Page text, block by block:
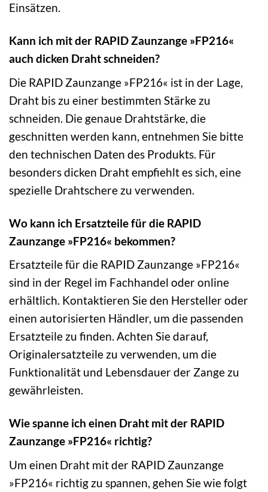
Einsätzen.
Kann ich mit der RAPID Zaunzange »FP216«
auch dicken Draht schneiden?
Die RAPID Zaunzange »FP216« ist in der Lage,
Draht bis zu einer bestimmten Stärke zu
schneiden. Die genaue Drahtstärke, die
geschnitten werden kann, entnehmen Sie bitte
den technischen Daten des Produkts. Für
besonders dicken Draht empfiehlt es sich, eine
spezielle Drahtschere zu verwenden.
Wo kann ich Ersatzteile für die RAPID
Zaunzange »FP216« bekommen?
Ersatzteile für die RAPID Zaunzange »FP216«
sind in der Regel im Fachhandel oder online
erhältlich. Kontaktieren Sie den Hersteller oder
einen autorisierten Händler, um die passenden
Ersatzteile zu finden. Achten Sie darauf,
Originalersatzteile zu verwenden, um die
Funktionalität und Lebensdauer der Zange zu
gewährleisten.
Wie spanne ich einen Draht mit der RAPID
Zaunzange »FP216« richtig?
Um einen Draht mit der RAPID Zaunzange
»FP216« richtig zu spannen, gehen Sie wie folgt